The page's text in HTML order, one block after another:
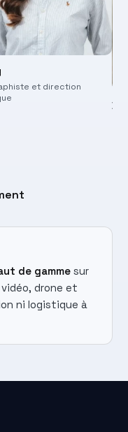
et direction
de gamme sur
drone et
ni logistique à